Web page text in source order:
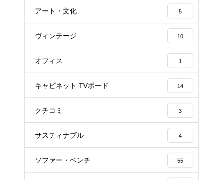
アート・文化 5
ヴィンテージ 10
オフィス 1
キャビネット TVボード 14
クチコミ 3
サスティナブル 4
ソファー・ベンチ 55